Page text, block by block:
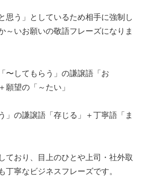
思う」としているため相手に強制し
～いお願いの敬語フレーズになりま
〜してもらう」の謙譲語「お
願望の「～たい」
」の謙譲語「存じる」＋丁寧語「ま
ており、目上のひとや上司・社外取
丁寧なビジネスフレーズです。